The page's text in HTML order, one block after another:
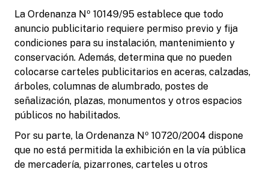
La Ordenanza Nº 10149/95 establece que todo
anuncio publicitario requiere permiso previo y fija
condiciones para su instalación, mantenimiento y
conservación. Además, determina que no pueden
colocarse carteles publicitarios en aceras, calzadas,
árboles, columnas de alumbrado, postes de
señalización, plazas, monumentos y otros espacios
públicos no habilitados.
Por su parte, la Ordenanza Nº 10720/2004 dispone
que no está permitida la exhibición en la vía pública
de mercadería, pizarrones, carteles u otros